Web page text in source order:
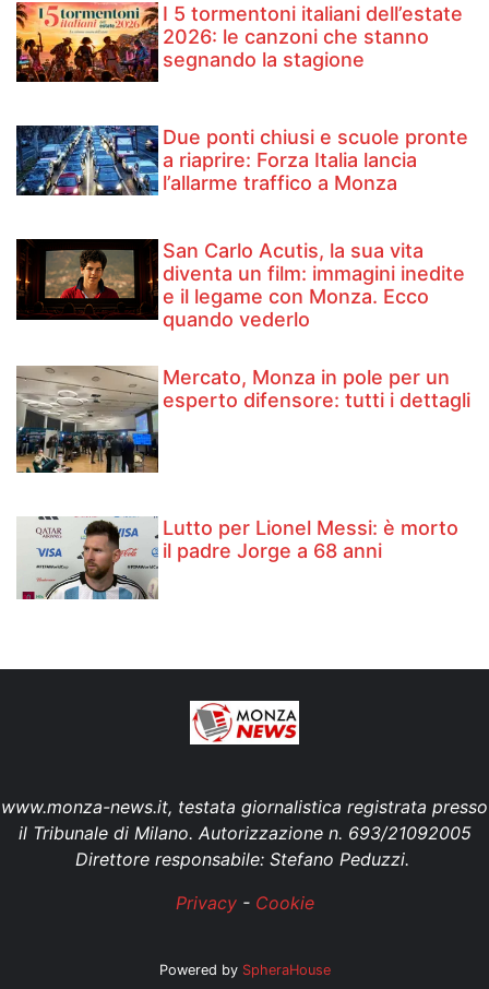
I 5 tormentoni italiani dell’estate
2026: le canzoni che stanno
segnando la stagione
Due ponti chiusi e scuole pronte
a riaprire: Forza Italia lancia
l’allarme traffico a Monza
San Carlo Acutis, la sua vita
diventa un film: immagini inedite
e il legame con Monza. Ecco
quando vederlo
Mercato, Monza in pole per un
esperto difensore: tutti i dettagli
Lutto per Lionel Messi: è morto
il padre Jorge a 68 anni
www.monza-news.it, testata giornalistica registrata presso
il Tribunale di Milano. Autorizzazione n. 693/21092005
Direttore responsabile: Stefano Peduzzi.
Privacy- Cookie
Powered by SpheraHouse